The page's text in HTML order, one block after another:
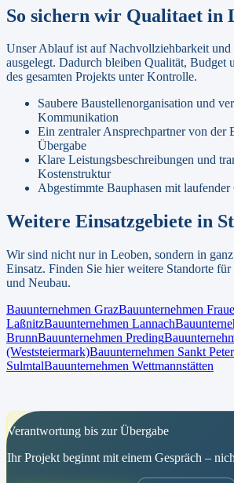
So sichern wir Qualitaet in
Unser Ablauf ist auf Nachvollziehbarkeit und
ausgelegt. Dadurch bleiben Qualität, Budget
des gesamten Projekts unter Kontrolle.
Saubere Baustellenorganisation und
Kommunikation
Ein zentraler Ansprechpartner von der
Übergabe
Klare Leistungsbeschreibungen und
Kostenstruktur
Abgestimmte Bauphasen mit
Weitere Einsatzgebiete in
Wir sind nicht nur in Leoben, sondern in ganz
Einsatz. Finden Sie hier weitere Standorte
und Neubau.
Bauunternehmen GrazBauunternehmen
LaßnitzBauunternehmen Lannach
BrunnBauunternehmen Preding
(Weststeiermark)Bauunternehmen Sankt
SulmtalBauunternehmen Wettmannstätten
Verantwortung bis zur Übergabe
Ihr Projekt beginnt mit einem Gespräch –